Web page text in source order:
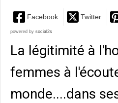
Facebook Twitter
powered by social2s
La légitimité à
femmes à
monde....dans